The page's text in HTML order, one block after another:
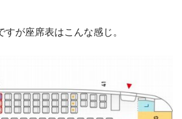
すが座席表はこんな感じ。